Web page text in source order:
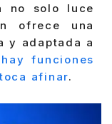
no solo luce
ofrece una
y adaptada a
hay funciones
afinar.